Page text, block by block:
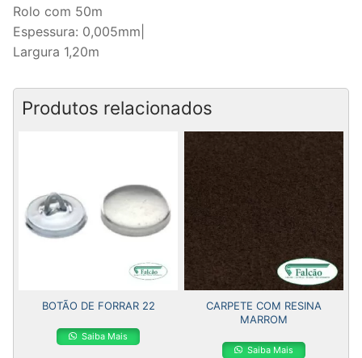
Rolo com 50m
Espessura: 0,005mm|
Largura 1,20m
Produtos relacionados
BOTÃO DE FORRAR 22
Saiba Mais
CARPETE COM RESINA
MARROM
Saiba Mais